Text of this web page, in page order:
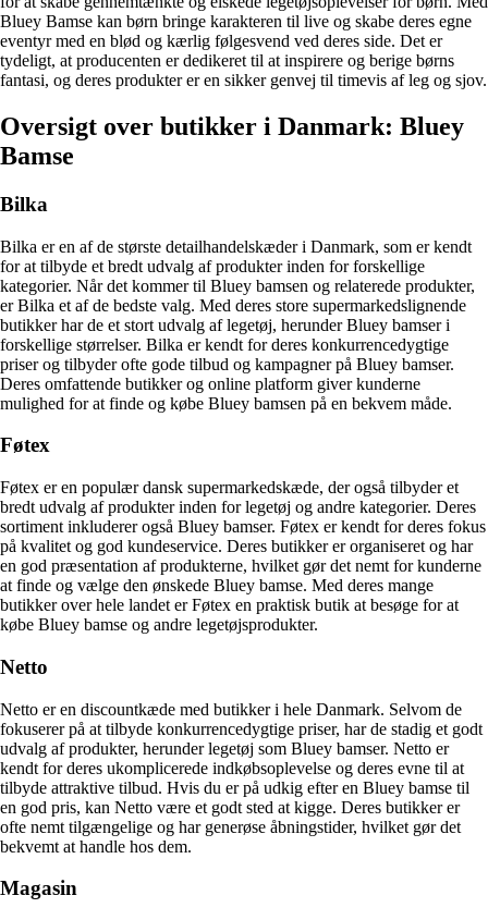
Bluey Bamse kan børn bringe karakteren til live og skabe deres egne
eventyr med en blød og kærlig følgesvend ved deres side. Det er
tydeligt, at producenten er dedikeret til at inspirere og berige børns
fantasi, og deres produkter er en sikker genvej til timevis af leg og sjov.
Oversigt over butikker i Danmark: Bluey
Bamse
Bilka
Bilka er en af de største detailhandelskæder i Danmark, som er kendt
for at tilbyde et bredt udvalg af produkter inden for forskellige
kategorier. Når det kommer til Bluey bamsen og relaterede produkter,
er Bilka et af de bedste valg. Med deres store supermarkedslignende
butikker har de et stort udvalg af legetøj, herunder Bluey bamser i
forskellige størrelser. Bilka er kendt for deres konkurrencedygtige
priser og tilbyder ofte gode tilbud og kampagner på Bluey bamser.
Deres omfattende butikker og online platform giver kunderne
mulighed for at finde og købe Bluey bamsen på en bekvem måde.
Føtex
Føtex er en populær dansk supermarkedskæde, der også tilbyder et
bredt udvalg af produkter inden for legetøj og andre kategorier. Deres
sortiment inkluderer også Bluey bamser. Føtex er kendt for deres fokus
på kvalitet og god kundeservice. Deres butikker er organiseret og har
en god præsentation af produkterne, hvilket gør det nemt for kunderne
at finde og vælge den ønskede Bluey bamse. Med deres mange
butikker over hele landet er Føtex en praktisk butik at besøge for at
købe Bluey bamse og andre legetøjsprodukter.
Netto
Netto er en discountkæde med butikker i hele Danmark. Selvom de
fokuserer på at tilbyde konkurrencedygtige priser, har de stadig et godt
udvalg af produkter, herunder legetøj som Bluey bamser. Netto er
kendt for deres ukomplicerede indkøbsoplevelse og deres evne til at
tilbyde attraktive tilbud. Hvis du er på udkig efter en Bluey bamse til
en god pris, kan Netto være et godt sted at kigge. Deres butikker er
ofte nemt tilgængelige og har generøse åbningstider, hvilket gør det
bekvemt at handle hos dem.
Magasin